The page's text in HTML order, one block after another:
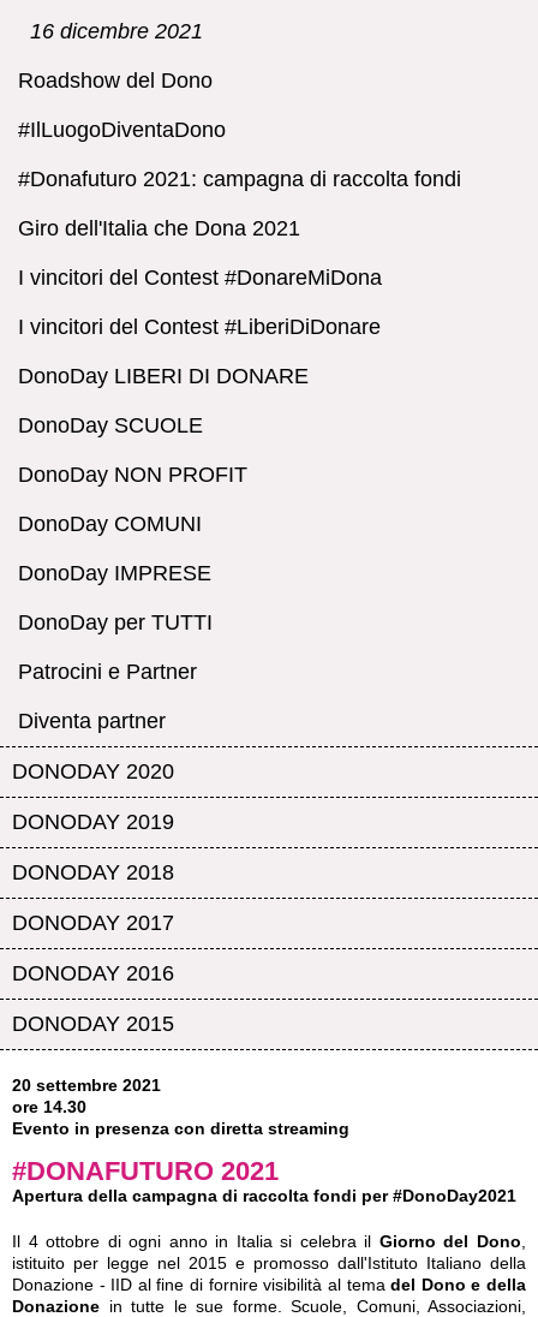
16 dicembre 2021
Roadshow del Dono
#IlLuogoDiventaDono
#Donafuturo 2021: campagna di raccolta fondi
Giro dell'Italia che Dona 2021
I vincitori del Contest #DonareMiDona
I vincitori del Contest #LiberiDiDonare
DonoDay LIBERI DI DONARE
DonoDay SCUOLE
DonoDay NON PROFIT
DonoDay COMUNI
DonoDay IMPRESE
DonoDay per TUTTI
Patrocini e Partner
Diventa partner
DONODAY 2020
DONODAY 2019
DONODAY 2018
DONODAY 2017
DONODAY 2016
DONODAY 2015
20 settembre 2021
ore 14.30
Evento in presenza con diretta streaming
#DONAFUTURO 2021
Apertura della campagna di raccolta fondi per #DonoDay2021
Il 4 ottobre di ogni anno in Italia si celebra il Giorno del Dono
istituito per legge nel 2015 e promosso dall'Istituto Italiano della
Donazione - IID al fine di fornire visibilità al temadel Dono e della
Donazione in tutte le sue forme. Scuole, Comuni, Associazioni,